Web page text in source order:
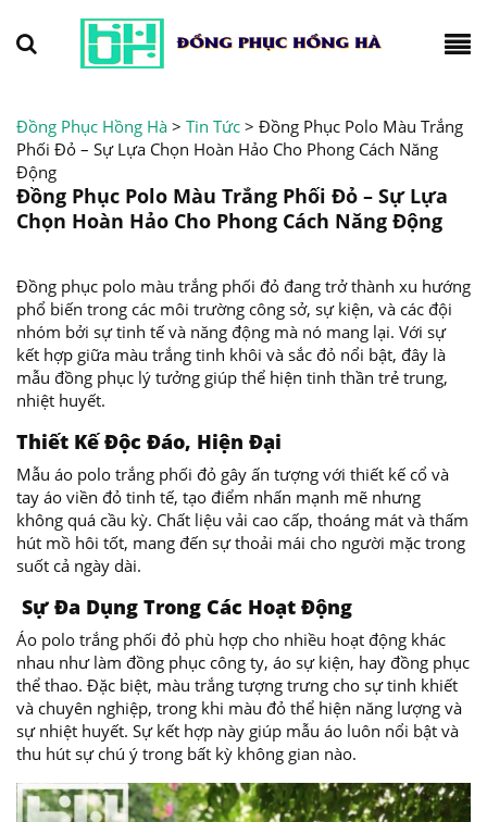
Đồng Phục Hồng Hà > Tin Tức > Đồng Phục Polo Màu Trắng
Phối Đỏ – Sự Lựa Chọn Hoàn Hảo Cho Phong Cách Năng
Động
Đồng Phục Polo Màu Trắng Phối Đỏ – Sự Lựa
Chọn Hoàn Hảo Cho Phong Cách Năng Động
Đồng phục polo màu trắng phối đỏ đang trở thành xu hướng
phổ biến trong các môi trường công sở, sự kiện, và các đội
nhóm bởi sự tinh tế và năng động mà nó mang lại. Với sự
kết hợp giữa màu trắng tinh khôi và sắc đỏ nổi bật, đây là
mẫu đồng phục lý tưởng giúp thể hiện tinh thần trẻ trung,
nhiệt huyết.
Thiết Kế Độc Đáo, Hiện Đại
Mẫu áo polo trắng phối đỏ gây ấn tượng với thiết kế cổ và
tay áo viền đỏ tinh tế, tạo điểm nhấn mạnh mẽ nhưng
không quá cầu kỳ. Chất liệu vải cao cấp, thoáng mát và thấm
hút mồ hôi tốt, mang đến sự thoải mái cho người mặc trong
suốt cả ngày dài.
Sự Đa Dụng Trong Các Hoạt Động
Áo polo trắng phối đỏ phù hợp cho nhiều hoạt động khác
nhau như làm đồng phục công ty, áo sự kiện, hay đồng phục
thể thao. Đặc biệt, màu trắng tượng trưng cho sự tinh khiết
và chuyên nghiệp, trong khi màu đỏ thể hiện năng lượng và
sự nhiệt huyết. Sự kết hợp này giúp mẫu áo luôn nổi bật và
thu hút sự chú ý trong bất kỳ không gian nào.